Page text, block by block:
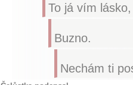
To já vím
Buzno.
Nechám ti